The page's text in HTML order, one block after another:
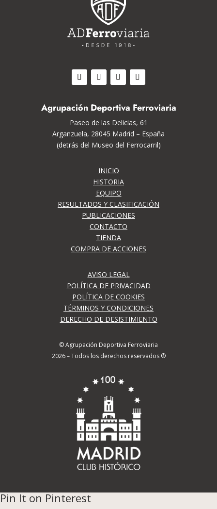
Agrupación Deportiva Ferroviaria
Paseo de las Delicias, 61
Arganzuela, 28045 Madrid – España
(detrás del Museo del Ferrocarril)
INICIO
HISTORIA
EQUIPO
RESULTADOS Y CLASIFICACIÓN
PUBLICACIONES
CONTACTO
TIENDA
COMPRA DE ACCIONES
AVISO LEGAL
POLÍTICA DE PRIVACIDAD
POLÍTICA DE COOKIES
TÉRMINOS Y CONDICIONES
DERECHO DE DESISTIMIENTO
© Agrupación Deportiva Ferroviaria
2026 – Todos los derechos reservados ®
Pin It on Pinterest